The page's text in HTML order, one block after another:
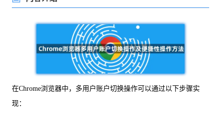
在Chrome浏览器中，多用户账户切换操作可以通过以下步骤实
现：